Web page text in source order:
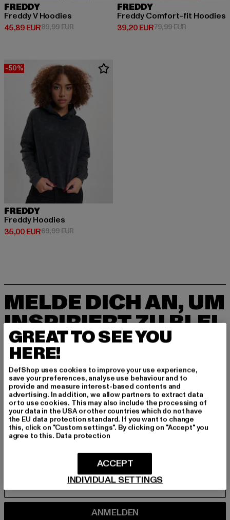
FREDDY
Freddy V Hoodies
45,89 EUR
Derzeitiger Preis: 45,89 EUR
89,99 EURAktionspreis: 89,99 EUR
FREDDY
Freddy Comfort-fit Hoodies
39,20 EUR
Derzeitiger Preis: 39,20 EUR
79,99 EURAktionspreis:
-50%
FREDDY
Freddy Hoodies
35,00 EUR
Derzeitiger Preis: 35,00 EUR
69,99 EURAktionspreis: 69,99 EUR
MELDE DICH AN, UM
INSPIRIERT ZU BLEI
BEN!
Melde dich hier für unseren Newsletter an und
erhalte künftig Informationen über aktuelle Tre
nds, Angebote und Gutscheine von DefShop p
er E-Mail!
An welchen Produkten bist du interessiert?
E-MAIL
ANMELDEN
GREAT TO SEE YOU
HERE!
DefShop uses cookies to improve your use experience,
save your preferences, analyse use behaviour and to
provide and measure interest-based contents and
advertising. In addition, we allow partners to extract data
or to use cookies. This may also include the processing of
your data in the USA or other countries which do not have
the EU data protection standard. If you want to change
this, click on "Custom settings". By clicking on "Accept" you
agree to this. Data protection
INDIVIDUAL SETTINGS
ACCEPT